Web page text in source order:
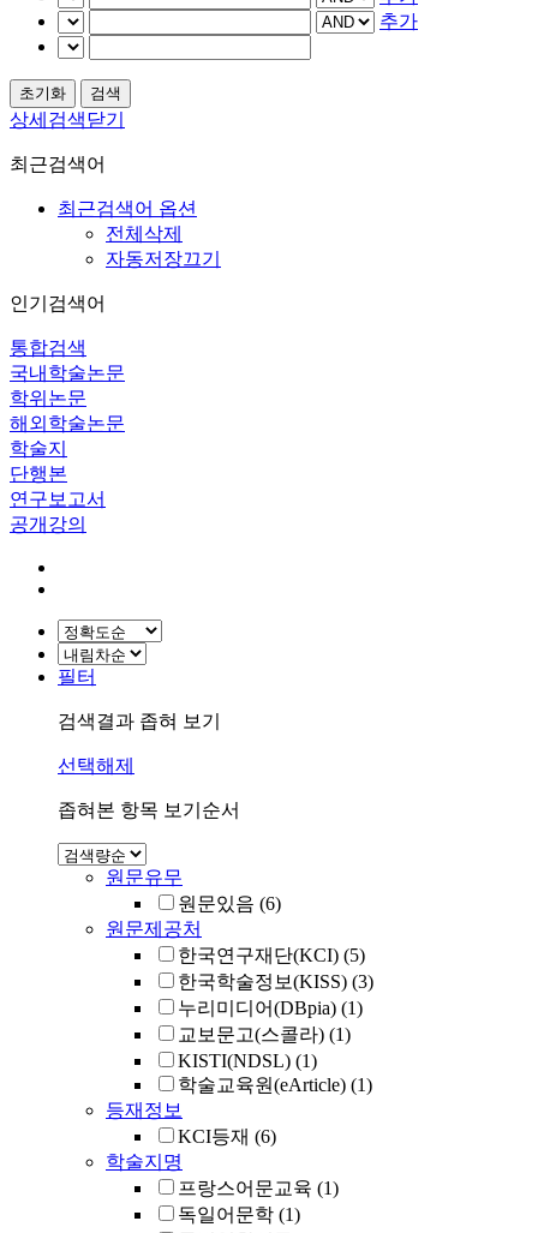
추가
상세검색닫기
최근검색어
최근검색어 옵션
전체삭제
자동저장끄기
인기검색어
통합검색
국내학술논문
학위논문
해외학술논문
학술지
단행본
연구보고서
공개강의
필터
검색결과 좁혀 보기
선택해제
좁혀본 항목 보기순서
원문유무
원문있음 (6)
원문제공처
한국연구재단(KCI) (5)
한국학술정보(KISS) (3)
누리미디어(DBpia) (1)
교보문고(스콜라) (1)
KISTI(NDSL) (1)
학술교육원(eArticle) (1)
등재정보
KCI등재 (6)
학술지명
프랑스어문교육 (1)
독일어문학 (1)